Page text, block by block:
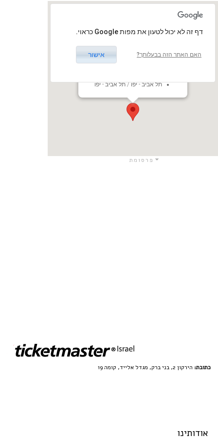
בלאק בוקס, אקספו ת״א
תל אביב - יפו / תל אביב - יפו
‏דף זה לא יכול לטעון את מפות Google כראוי.
האם האתר הזה בבעלותך? אישור
פרסומת
כתובת: הירקון 2, בני ברק, מגדל אלייד, קומה 19
אודותינו